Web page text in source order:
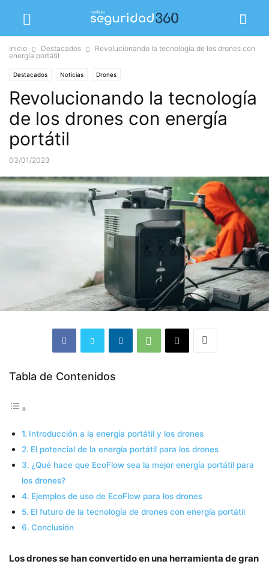
Inicio Destacados
Revolucionando la tecnología de los drones con
energía portátil
Destacados Noticias Drones
Revolucionando la tecnología
de los drones con energía
portátil
03/01/2023
Tabla de Contenidos
Introducción a la energía portátil y los drones
El potencial de la energía portátil para los drones
¿Qué hace que EcoFlow sea la mejor energía portátil para
los drones?
Ejemplos de uso de EcoFlow para los drones
El futuro de la tecnología de drones con energía portátil
Conclusión
Los drones se han convertido en una herramienta de gran